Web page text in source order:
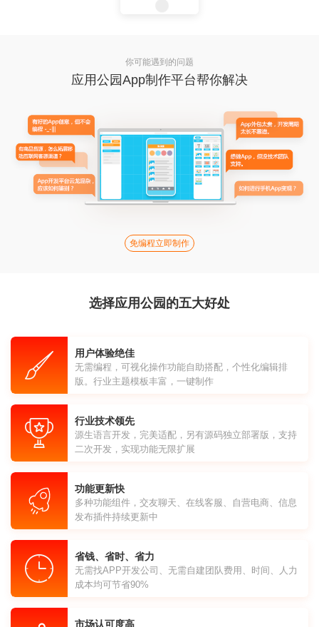
你可能遇到的问题
应用公园App制作平台帮你解决
免编程立即制作
选择应用公园的五大好处
用户体验绝佳
无需编程，可视化操作功能自助搭配，个性化编辑排
版。行业主题模板丰富，一键制作
行业技术领先
源生语言开发，完美适配，另有源码独立部署版，支持
二次开发，实现功能无限扩展
功能更新快
多种功能组件，交友聊天、在线客服、自营电商、信息
发布插件持续更新中
省钱、省时、省力
无需找APP开发公司、无需自建团队费用、时间、人力
成本均可节省90%
市场认可度高